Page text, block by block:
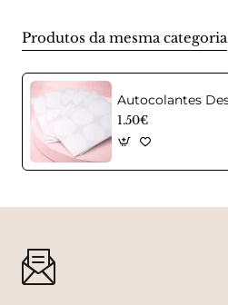
Produtos da mesma categoria
1.50€